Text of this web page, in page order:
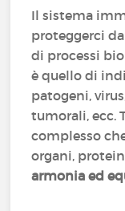
Il sistema
proteggerci
di processi
è quello di
patogeni,
tumorali, ecc.
complesso
organi,
armonia ed